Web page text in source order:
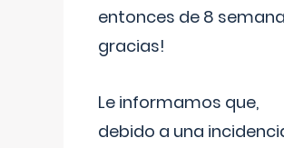
entonces de 8
gracias!
Le informamos que,
debido a una